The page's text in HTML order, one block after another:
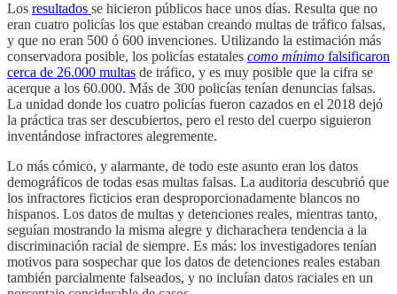
Los resultados se hicieron públicos hace unos días. Resulta que no
eran cuatro policías los que estaban creando multas de tráfico falsas,
y que no eran 500 ó 600 invenciones. Utilizando la estimación más
conservadora posible, los policías estatales como mínimo falsificaron
cerca de 26.000 multas de tráfico, y es muy posible que la cifra se
acerque a los 60.000. Más de 300 policías tenían denuncias falsas.
La unidad donde los cuatro policías fueron cazados en el 2018 dejó
la práctica tras ser descubiertos, pero el resto del cuerpo siguieron
inventándose infractores alegremente.
Lo más cómico, y alarmante, de todo este asunto eran los datos
demográficos de todas esas multas falsas. La auditoria descubrió que
los infractores ficticios eran desproporcionadamente blancos no
hispanos. Los datos de multas y detenciones reales, mientras tanto,
seguían mostrando la misma alegre y dicharachera tendencia a la
discriminación racial de siempre. Es más: los investigadores tenían
motivos para sospechar que los datos de detenciones reales estaban
también parcialmente falseados, y no incluían datos raciales en un